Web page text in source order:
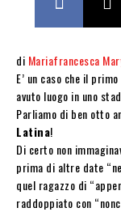
di Mariafrancesca
E’ un caso che il
avuto luogo in uno
Parliamo di ben otto
Latina!
Di certo non
prima di altre date
quel ragazzo di
raddoppiato con